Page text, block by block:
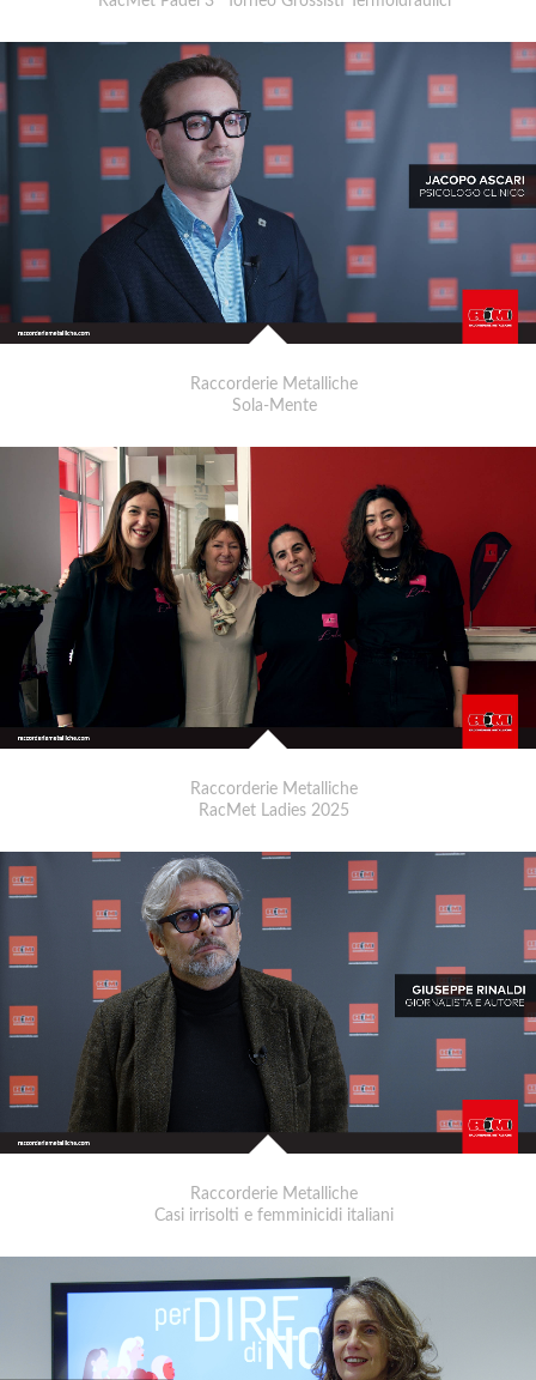
Raccorderie Metalliche
Sola-Mente
Raccorderie Metalliche
RacMet Ladies 2025
Raccorderie Metalliche
Casi irrisolti e femminicidi italiani